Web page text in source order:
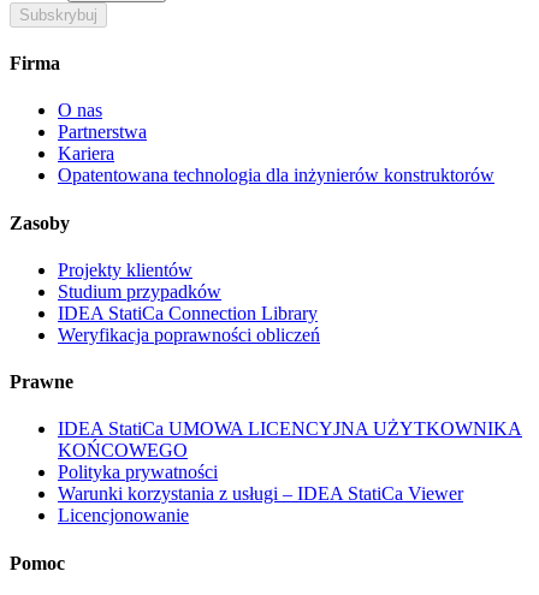
Subskrybuj
Firma
O nas
Partnerstwa
Kariera
Opatentowana technologia dla inżynierów konstruktorów
Zasoby
Projekty klientów
Studium przypadków
IDEA StatiCa Connection Library
Weryfikacja poprawności obliczeń
Prawne
IDEA StatiCa UMOWA LICENCYJNA UŻYTKOWNIKA
KOŃCOWEGO
Polityka prywatności
Warunki korzystania z usługi – IDEA StatiCa Viewer
Licencjonowanie
Pomoc